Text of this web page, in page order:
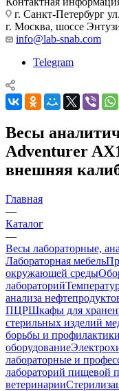
г. Санкт-Петербург
г. Москва, шоссе
info@lab-snab.com
Telegram
Весы
Adventurer
внешняя
Главная
—
Каталог
—
Весы лабораторные,
Лабораторная мебель
окружающей среды
лабораторий
анализа
ПЦРШкафы для
стерильных изделий
борьбы и
оборудование
лабораторные и
лабораторий пищевой
ветеринарии